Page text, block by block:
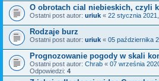
O obrotach cial niebieskich, czyli
Ostatni post autor: uriuk « 22 stycznia
Rodzaje burz
Ostatni post autor: uriuk « 05 października
Prognozowanie pogody w skali
Ostatni post autor: Chrab « 07 września
Odpowiedzi: 4